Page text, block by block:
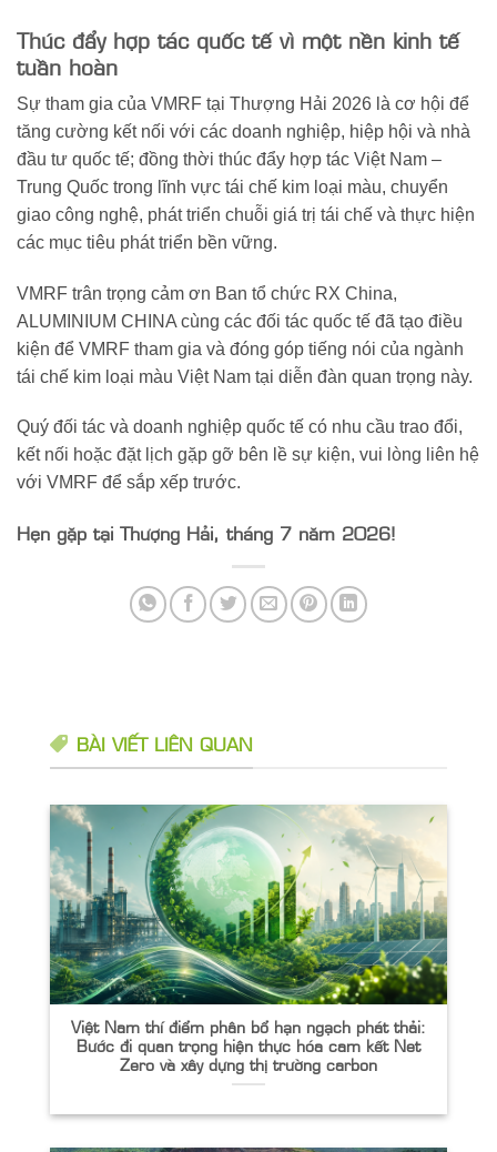
Thúc đẩy hợp tác quốc tế vì một nền kinh tế
tuần hoàn
Sự tham gia của VMRF tại Thượng Hải 2026 là cơ hội để
tăng cường kết nối với các doanh nghiệp, hiệp hội và nhà
đầu tư quốc tế; đồng thời thúc đẩy hợp tác Việt Nam –
Trung Quốc trong lĩnh vực tái chế kim loại màu, chuyển
giao công nghệ, phát triển chuỗi giá trị tái chế và thực hiện
các mục tiêu phát triển bền vững.
VMRF trân trọng cảm ơn Ban tổ chức RX China,
ALUMINIUM CHINA cùng các đối tác quốc tế đã tạo điều
kiện để VMRF tham gia và đóng góp tiếng nói của ngành
tái chế kim loại màu Việt Nam tại diễn đàn quan trọng này.
Quý đối tác và doanh nghiệp quốc tế có nhu cầu trao đổi,
kết nối hoặc đặt lịch gặp gỡ bên lề sự kiện, vui lòng liên hệ
với VMRF để sắp xếp trước.
Hẹn gặp tại Thượng Hải, tháng 7 năm 2026!
BÀI VIẾT LIÊN QUAN
Việt Nam thí điểm phân bổ hạn ngạch phát thải:
Bước đi quan trọng hiện thực hóa cam kết Net
Zero và xây dựng thị trường carbon